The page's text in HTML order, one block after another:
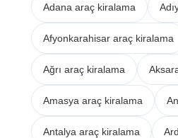
Adana araç kiralama
Afyonkarahisar araç kiralama
Ağrı araç kiralama
Amasya araç kiralama
Antalya araç kiralama